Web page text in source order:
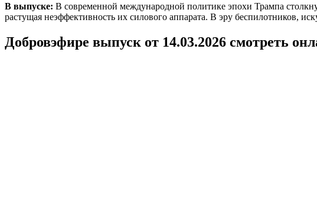
В выпуске: В современной международной политике эпохи Трампа
растущая неэффективность их силового аппарата. В эру беспилотников,
Добровэфире выпуск от 14.03.2026 смотреть